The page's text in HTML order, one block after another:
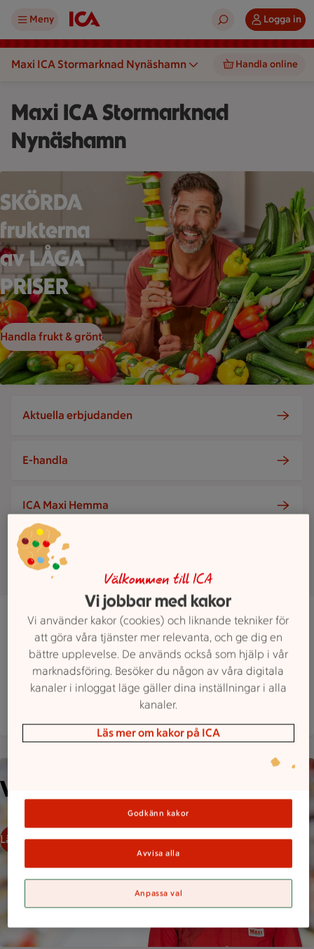
Meny Logga in
Maxi ICA Stormarknad Nynäshamn Handla online
Maxi ICA Stormarknad
Nynäshamn
En person håller ett grönsaksspett framför en stor hög med
SKÖRDA
frukterna
av LÅGA
PRISER
Handla frukt & grönt
Aktuella erbjudanden
E-handla
ICA Maxi Hemma
Maxi ICA Stormarknad Nynäshamn
Telivägen 2, Nynäshamn
Maxi ICA Stormarknad Nynäshamn är öppen
Öppet
Hitta hit 08 4488900 Mejla butiken
Mer butiksinfo
En person med glasögon står i en butiksgång med hyllor
Välkommen in till oss!
Läs mer om oss
Välkommen till ICA
Vi jobbar med kakor
Vi använder kakor (cookies) och liknande tekniker för
att göra våra tjänster mer relevanta, och ge dig en
bättre upplevelse. De används också som hjälp i vår
marknadsföring. Besöker du någon av våra digitala
kanaler i inloggat läge gäller dina inställningar i alla
kanaler.
Läs mer om kakor på ICA
Godkänn kakor
Avvisa alla
Anpassa val